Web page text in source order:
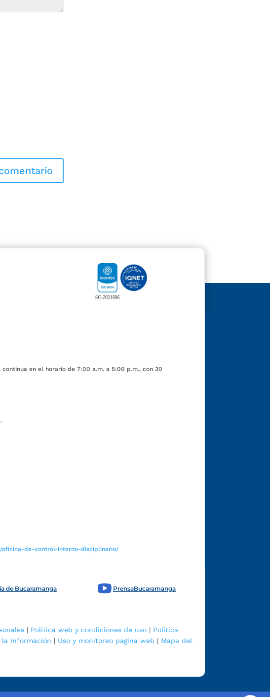
en el horario de 7:00 a.m. a 5:00 p.m., con 30
oficina-de-control-interno-disciplinario/
de Bucaramanga PrensaBucaramanga
| Política web y condiciones de uso | Política
la Información | Uso y monitoreo pagina web | Mapa del